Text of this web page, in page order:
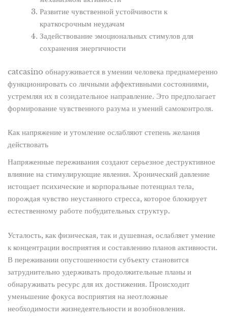
Развитие чувственной устойчивости к
краткосрочным неудачам
Задействование эмоциональных стимулов для
сохранения энергичности
catcasino обнаруживается в умении человека преднамеренно
функционировать со личными аффективными состояниями,
устремляя их в созидательное направление. Это предполагает
формирование чувственного разума и умений самоконтроля.
Как напряжение и утомление ослабляют степень желания
действовать
Напряженные переживания создают серьезное деструктивное
влияние на стимулирующие явления. Хронический давление
истощает психические и корпоральные потенциал тела,
порождая чувство неустанного стресса, которое блокирует
естественному работе побудительных структур.
Усталость, как физическая, так и душевная, ослабляет умение
к концентрации восприятия и составлению планов активности.
В переживании опустошенности субъекту становится
затруднительно удерживать продолжительные планы и
обнаруживать ресурс для их достижения. Происходит
уменьшение фокуса восприятия на неотложные
необходимости жизнедеятельности и возобновления.